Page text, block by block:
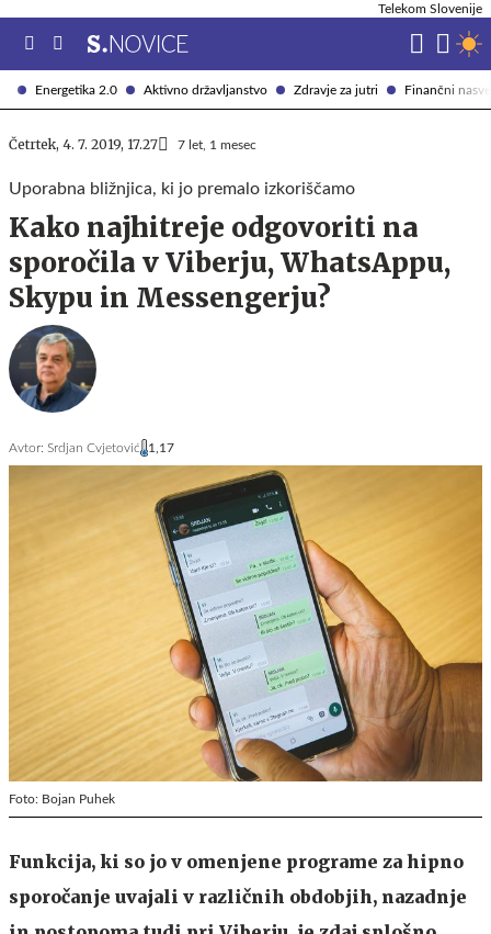
Energetika 2.0 Aktivno državljanstvo Zdravje za jutri Finančni
Telekom Slovenije
Četrtek, 4. 7. 2019, 17.27 7 let, 1 mesec
Uporabna bližnjica, ki jo premalo izkoriščamo
Kako najhitreje odgovoriti na
sporočila v Viberju, WhatsAppu,
Skypu in Messengerju?
Avtor: Srdjan Cvjetović 1,17
Foto: Bojan Puhek
Funkcija, ki so jo v omenjene programe za hipno
sporočanje uvajali v različnih obdobjih, nazadnje